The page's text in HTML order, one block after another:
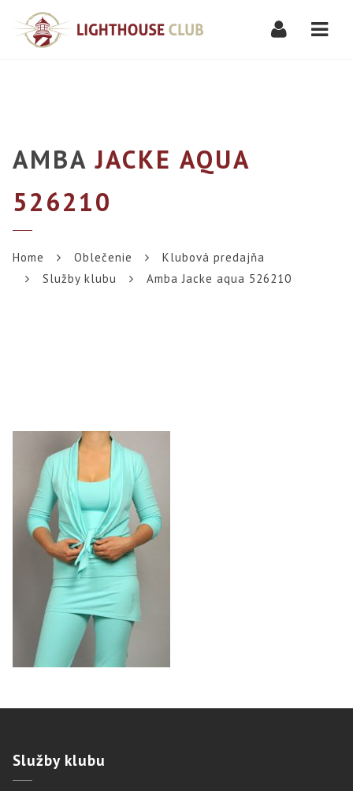
AMBA JACKE AQUA
526210
Home Oblečenie
Klubová predajňa
Služby klubu
Amba Jacke aqua 526210
Službyklubu